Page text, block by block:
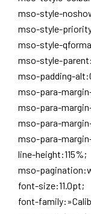
mso-style-
mso-style-
mso-style-
mso-style-
mso-padding-
mso-para-
mso-para-
mso-para-
mso-para-
line-height:115%;
mso-
font-size:11.0pt;
font-